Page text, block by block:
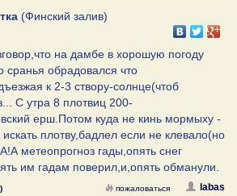
(Финский залив)
на дамбе в хорошую погоду
сранья обрадовался что
к 2-3 створу-солнце(чтоб
С утра 8 плотвиц 200-
ерш.Потом куда не кинь мормыху -
плотву,бадлел если не клевало(но
метеопрогноз гады,опять снег
им гадам поверил,и,опять обманули.
labas
пожаловаться